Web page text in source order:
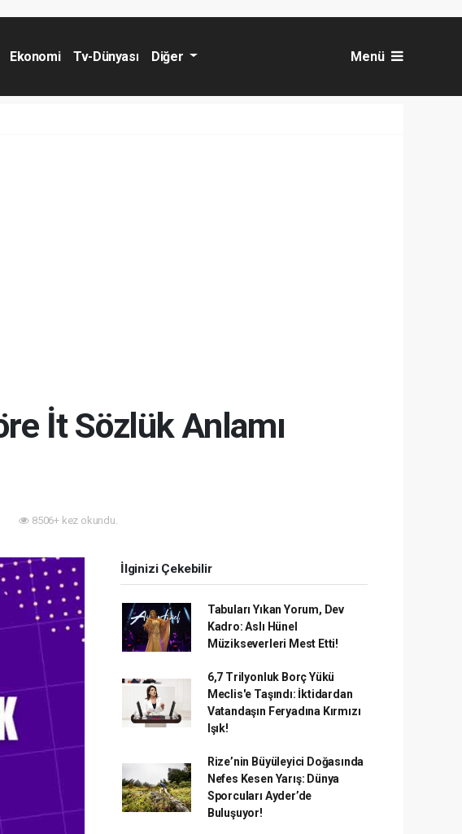
Ekonomi Tv-Dünyası Diğer Menü
İt Sözlük Anlamı
8506+ kez okundu.
İlginizi Çekebilir
Tabuları Yıkan Yorum, Dev
Kadro: Aslı Hünel
Müzikseverleri Mest Etti!
6,7 Trilyonluk Borç Yükü
Meclis'e Taşındı: İktidardan
Vatandaşın Feryadına Kırmızı
Işık!
Rize’nin Büyüleyici Doğasında
Nefes Kesen Yarış: Dünya
Sporcuları Ayder’de
Buluşuyor!